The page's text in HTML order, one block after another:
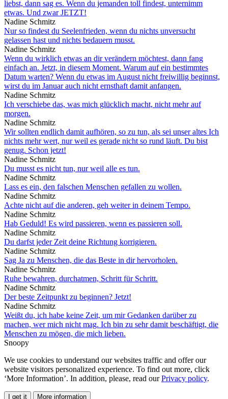
liebst, dann sag es. Wenn du jemanden toll findest, unternimm
etwas. Und zwar JETZT!
Nadine Schmitz
Nur so findest du Seelenfrieden, wenn du nichts unversucht
gelassen hast und nichts bedauern musst.
Nadine Schmitz
Wenn du wirklich etwas an dir verändern möchtest, dann fang
einfach an. Jetzt, in diesem Moment. Warum auf ein bestimmtes
Datum warten? Wenn du etwas im August nicht freiwillig beginnst,
wirst du im Januar auch nicht ernsthaft damit anfangen.
Nadine Schmitz
Ich verschiebe das, was mich glücklich macht, nicht mehr auf
morgen.
Nadine Schmitz
Wir sollten endlich damit aufhören, so zu tun, als sei unser altes Ich
nichts mehr wert, nur weil es gerade nicht so rund läuft. Du bist
genug. Schon jetzt!
Nadine Schmitz
Du musst es nicht tun, nur weil alle es tun.
Nadine Schmitz
Lass es ein, den falschen Menschen gefallen zu wollen.
Nadine Schmitz
Achte nicht auf die anderen, geh weiter in deinem Tempo.
Nadine Schmitz
Hab Geduld! Es wird passieren, wenn es passieren soll.
Nadine Schmitz
Du darfst jeder Zeit deine Richtung korrigieren.
Nadine Schmitz
Sag Ja zu Menschen, die das Beste in dir hervorholen.
Nadine Schmitz
Ruhe bewahren, durchatmen, Schritt für Schritt.
Nadine Schmitz
Der beste Zeitpunkt zu beginnen? Jetzt!
Nadine Schmitz
Weißt du, ich habe keine Zeit, um mir Gedanken darüber zu
machen, wer mich nicht mag. Ich bin zu sehr damit beschäftigt, die
Menschen zu mögen, die mich lieben.
Snoopy
We use cookies to understand our websites traffic and offer our
website visitors personalized experience. To find out more, click
‘More Information’. In addition, please, read ourPrivacy policy.
I get it More information